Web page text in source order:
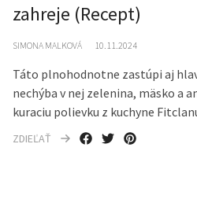
zahreje (Recept)
SIMONA MALKOVÁ 10.11.2024
Táto plnohodnotne zastúpi aj
nechýba v nej zelenina, mäsko a
kuraciu polievku z kuchyne
ZDIEĽAŤ